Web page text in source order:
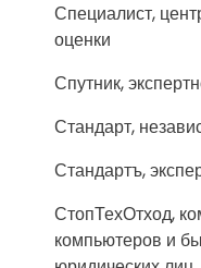
Специалист,
оценки
Спутник,
Стандарт,
Стандартъ,
СтопТехОтход,
компьютеров и